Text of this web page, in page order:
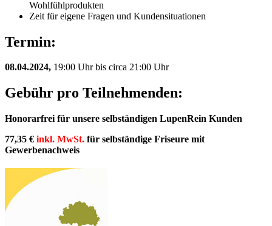
Wohlfühlprodukten
Zeit für eigene Fragen und Kundensituationen
Termin:
08.04.2024, 19:00 Uhr bis circa 21:00 Uhr
Gebühr pro Teilnehmenden:
Honorarfrei für unsere selbständigen LupenRein Kunden
77,35 € inkl. MwSt. für selbständige Friseure mit
Gewerbenachweis